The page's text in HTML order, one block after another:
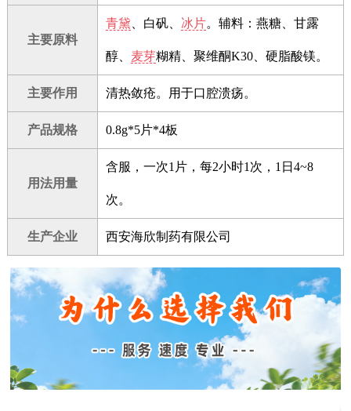
主要原料
青黛 、白矾、 冰片。辅料：燕糖、甘露
醇、 麦芽糊精、聚维酮K30、硬脂酸镁。
主要作用 清热敛疮。用于口腔溃疡。
产品规格 0.8g*5片*4板
用法用量
含服，一次1片，每2小时1次，1日4~8
次。
生产企业 西安海欣制药有限公司